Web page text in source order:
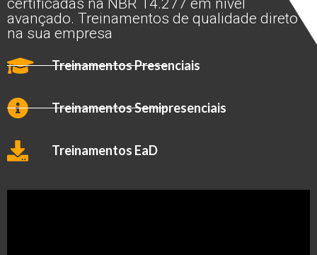
avançado. Treinamentos de qualidade direto
na sua empresa
Treinamentos Presenciais
Treinamentos Semipresenciais
Treinamentos EaD